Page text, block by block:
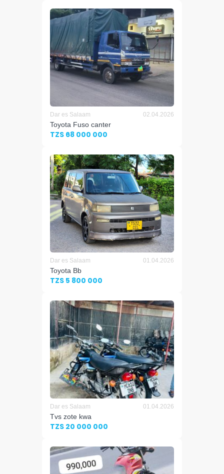
Dar es Salaam 02.04.2026
Toyota Fuso canter
TZS 68 000 000
Dar es Salaam 01.04.2026
Toyota Bb
TZS 5 800 000
Dar es Salaam 01.04.2026
Tvs zote kwa
TZS 20 000 000